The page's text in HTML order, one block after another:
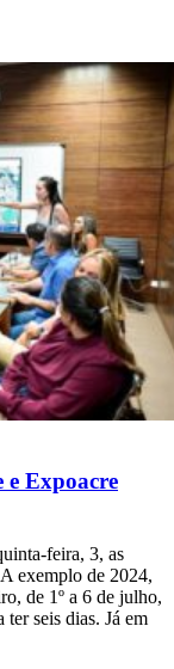
e Expoacre
feira, 3, as
exemplo de 2024,
de 1º a 6 de julho,
ter seis dias. Já em